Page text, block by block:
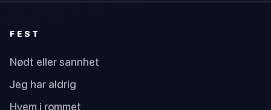
FEST
Nødt eller sannhet
Jeg har aldrig
Hvem i rommet